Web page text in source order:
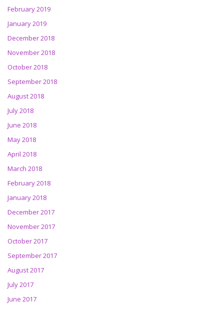
February 2019
January 2019
December 2018
November 2018
October 2018
September 2018
August 2018
July 2018
June 2018
May 2018
April 2018
March 2018
February 2018
January 2018
December 2017
November 2017
October 2017
September 2017
August 2017
July 2017
June 2017